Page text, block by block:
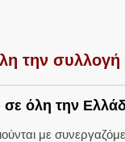
την
σε όλη την
με